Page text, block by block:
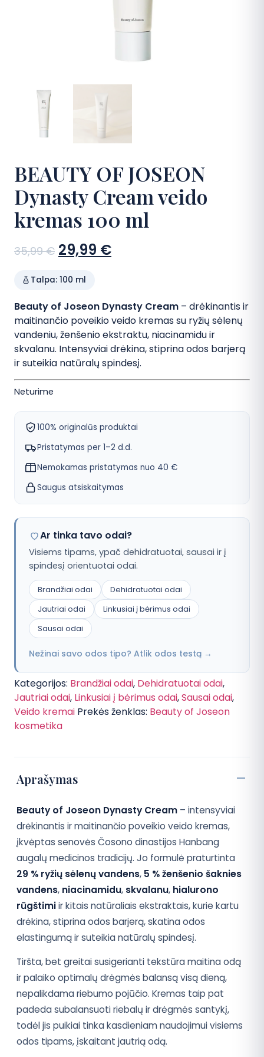
BEAUTY OF JOSEON
Dynasty Cream veido
kremas 100 ml
35,99€ Sena
29,99 €Dabartinė
Talpa: 100 ml
Beauty of Joseon Dynasty Cream – drėkinantis ir
maitinančio poveikio veido kremas su ryžių sėlenų
vandeniu, ženšenio ekstraktu, niacinamidu ir
skvalanu. Intensyviai drėkina, stiprina odos barjerą
ir suteikia natūralų spindesį.
Neturime
100% originalūs produktai
Pristatymas per 1–2 d.d.
Nemokamas pristatymas nuo 40 €
Saugus atsiskaitymas
Ar tinka tavo odai?
Visiems tipams, ypač dehidratuotai, sausai ir į
spindesį orientuotai odai.
Brandžiai odai
Dehidratuotai odai
Jautriai odai
Linkusiai į bėrimus odai
Sausai odai
Nežinai savo odos tipo? Atlik odos testą →
Kategorijos: Brandžiai odai, Dehidratuotai odai,
Jautriai odai, Linkusiai į bėrimus odai,Sausai odai,
Veido kremai Prekės ženklas: Beauty of Joseon
kosmetika
Aprašymas
Beauty of Joseon Dynasty Cream – intensyviai
drėkinantis ir maitinančio poveikio veido kremas,
įkvėptas senovės Čosono dinastijos Hanbang
augalų medicinos tradicijų. Jo formulė praturtinta
29 % ryžių sėlenų vandens, 5 % ženšenio šaknies
vandens, niacinamidu, skvalanu, hialurono
rūgštimiir kitais natūraliais ekstraktais, kurie kartu
drėkina, stiprina odos barjerą, skatina odos
elastingumą ir suteikia natūralų spindesį.
Tiršta, bet greitai susigerianti tekstūra maitina odą
ir palaiko optimalų drėgmės balansą visą dieną,
nepalikdama riebumo pojūčio. Kremas taip pat
padeda subalansuoti riebalų ir drėgmės santykį,
todėl jis puikiai tinka kasdieniam naudojimui visiems
odos tipams, įskaitant jautrią odą.